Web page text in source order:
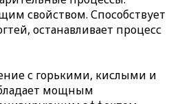
свойством. Способствует
останавливает процесс
с горькими, кислыми и
мощным